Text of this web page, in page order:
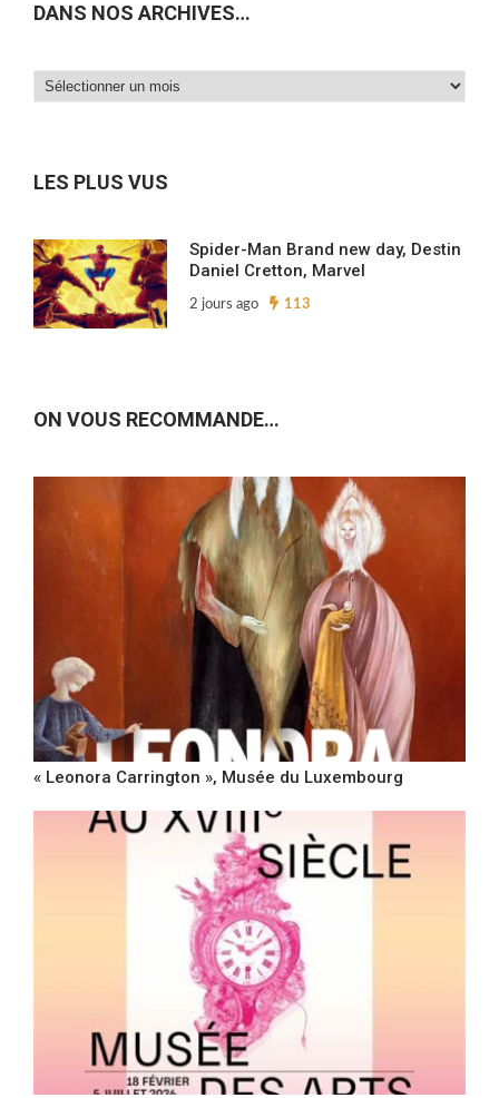
DANS NOS ARCHIVES…
Dans
LES PLUS VUS
Spider-Man Brand new day, Destin
Daniel Cretton, Marvel
2 jours ago 113
ON VOUS RECOMMANDE…
« Leonora Carrington », Musée du Luxembourg